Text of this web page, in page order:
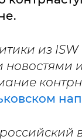
из
новостями